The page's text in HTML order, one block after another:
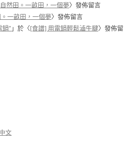
然田。一畝田，一個夢〉發佈留言
一畝田，一個夢〉發佈留言
鍋”」於〈[食譜] 用電鍋輕鬆滷牛腱〉發佈留
文